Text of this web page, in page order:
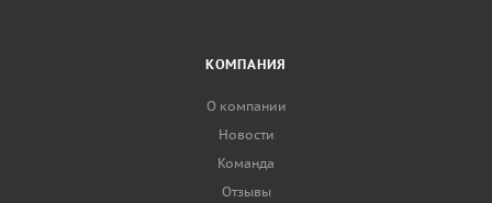
КОМПАНИЯ
О компании
Новости
Команда
Отзывы